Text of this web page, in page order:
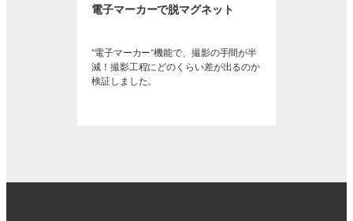
電子マーカーで脱マグネット
“電子マーカー”機能で、撮影の手間が半
減！撮影工程にどのくらい差が出るのか
検証しました。